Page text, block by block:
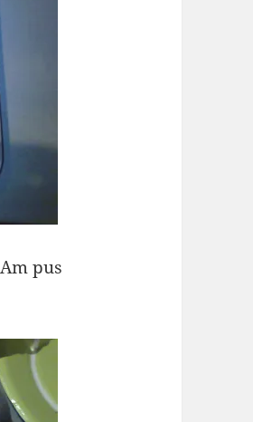
pus